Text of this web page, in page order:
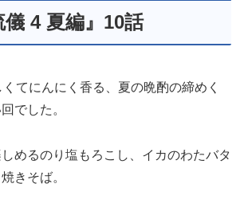
儀 4 夏編』10話
てにんにく香る、夏の晩酌の締めく
でした。
めるのり塩もろこし、イカのわたバタ
きそば。